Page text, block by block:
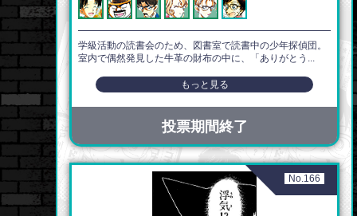
学級活動の読書会のため、図書室で読書中の少年探偵団。
室内で偶然発見した牛革の財布の中に、「ありがとう...
もっと見る
投票期間終了
No.166